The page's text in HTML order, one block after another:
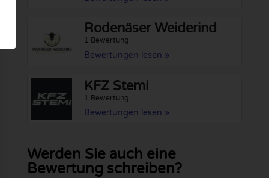
Rodenäser Weiderind
1 Bewertung
Bewertungen lesen »
KFZ Stemi
1 Bewertung
Bewertungen lesen »
Werden Sie auch eine
Bewertung schreiben?